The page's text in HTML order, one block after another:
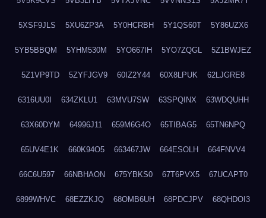
5XSF9JLS 5XU6ZP3A 5Y0HCRBH 5Y1QS60T 5Y86UZX6
5YB5BBQM 5YHM530M 5YO667IH 5YO7ZQGL 5Z1BWJEZ
5Z1VP9TD 5ZYFJGV9 60IZ2Y44 60X8LPUK 62LJGRE8
6316UU0I 634ZKLU1 63MVU7SW 63SPQINX 63WDQUHH
63X60DYM 64996J11 659M6G4O 65TIBAG5 65TN6NPQ
65UV4E1K 660K94O5 663467JW 664ESOLH 664FNVV4
66C6U597 66NBHAON 675YBKS0 67T6PVX5 67UCAPT0
6899WHVC 68EZZKJQ 68OMB6UH 68PDCJPV 68QHDOI3